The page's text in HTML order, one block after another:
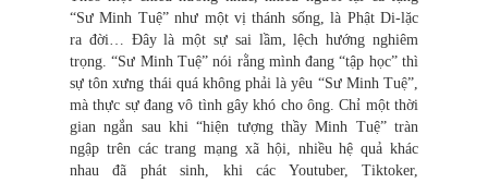
“Sư Minh Tuệ” như một vị thánh sống, là Phật Di-lặc
ra đời… Đây là một sự sai lầm, lệch hướng nghiêm
trọng. “Sư Minh Tuệ” nói rằng mình đang “tập học” thì
sự tôn xưng thái quá không phải là yêu “Sư Minh Tuệ”,
mà thực sự đang vô tình gây khó cho ông. Chỉ một thời
gian ngắn sau khi “hiện tượng thầy Minh Tuệ” tràn
ngập trên các trang mạng xã hội, nhiều hệ quả khác
nhau đã phát sinh, khi các Youtuber, Tiktoker,